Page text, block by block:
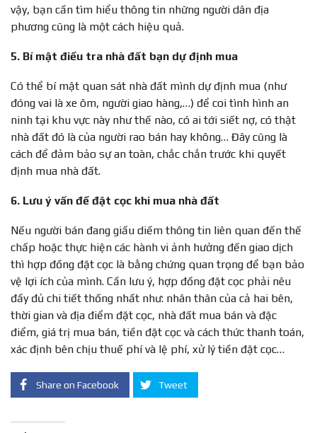
vậy, bạn cần tìm hiểu thông tin những người dân địa
phương cũng là một cách hiệu quả.
5. Bí mật điều tra nhà đất bạn dự định mua
Có thể bí mật quan sát nhà đất mình dự định mua (như
đóng vai là xe ôm, người giao hàng,…) để coi tình hình an
ninh tại khu vực này như thế nào, có ai tới siết nợ, có thật
nhà đất đó là của người rao bán hay không… Đây cũng là
cách để đảm bảo sự an toàn, chắc chắn trước khi quyết
định mua nhà đất.
6. Lưu ý vấn đề đặt cọc khi mua nhà đất
Nếu người bán đang giấu diếm thông tin liên quan đến thế
chấp hoặc thực hiện các hành vi ảnh hưởng đến giao dịch
thì hợp đồng đặt cọc là bằng chứng quan trọng để bạn bảo
vệ lợi ích của mình. Cần lưu ý, hợp đồng đặt cọc phải nêu
đầy đủ chi tiết thống nhất như: nhân thân của cả hai bên,
thời gian và địa điểm đặt cọc, nhà đất mua bán và đặc
điểm, giá trị mua bán, tiền đặt cọc và cách thức thanh toán,
xác định bên chịu thuế phí và lệ phí, xử lý tiền đặt cọc…
Share on Facebook Tweet